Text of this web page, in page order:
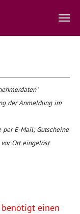
der Anmeldung im
E-Mail; Gutscheine
Ort eingelöst
einen